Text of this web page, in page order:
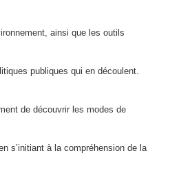
ainsi que les outils
publiques qui en découlent.
de découvrir les modes de
s’initiant à la compréhension de la